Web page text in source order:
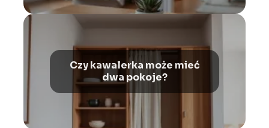
Czy kawalerka może mieć
dwa pokoje?